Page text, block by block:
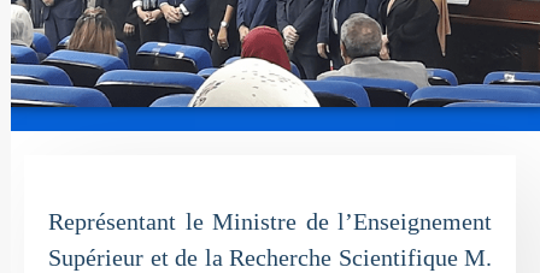
Représentant le Ministre de l’Enseignement
Supérieur et de la Recherche Scientifique M.